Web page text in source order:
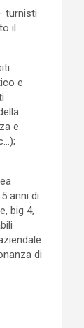
turnisti
il
e
e
anni di
big 4,
di